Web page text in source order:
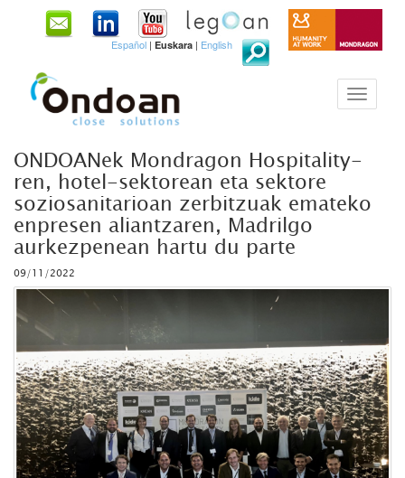
Español | Euskara | English
ONDOANek Mondragon Hospitality-
ren, hotel-sektorean eta sektore
soziosanitarioan zerbitzuak emateko
enpresen aliantzaren, Madrilgo
aurkezpenean hartu du parte
09/11/2022